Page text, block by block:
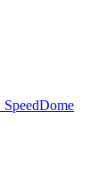
SpeedDome